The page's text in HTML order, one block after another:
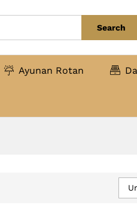
Search
Ayunan Rotan